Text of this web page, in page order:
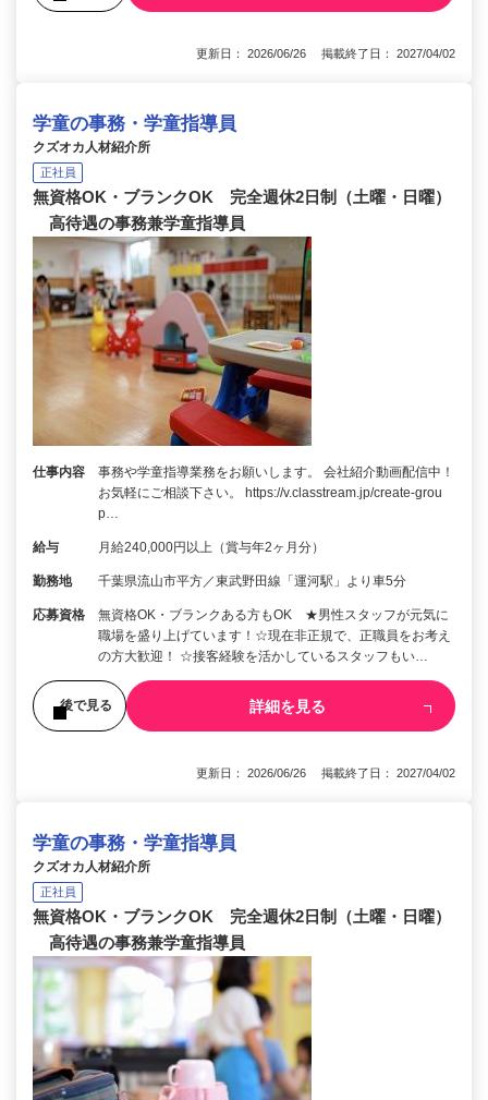
更新日： 2026/06/26 掲載終了日： 2027/04/02
学童の事務・学童指導員
クズオカ人材紹介所
正社員
無資格OK・ブランクOK 完全週休2日制（土曜・日曜）
高待遇の事務兼学童指導員
仕事内容
事務や学童指導業務をお願いします。 会社紹介動画配信中！
お気軽にご相談下さい。 https://v.classtream.jp/create-grou
p…
給与 月給240,000円以上（賞与年2ヶ月分）
勤務地 千葉県流山市平方／東武野田線「運河駅」より車5分
応募資格
無資格OK・ブランクある方もOK ★男性スタッフが元気に
職場を盛り上げています！☆現在非正規で、正職員をお考え
の方大歓迎！ ☆接客経験を活かしているスタッフもい…
後で見る 詳細を見る
更新日： 2026/06/26 掲載終了日： 2027/04/02
学童の事務・学童指導員
クズオカ人材紹介所
正社員
無資格OK・ブランクOK 完全週休2日制（土曜・日曜）
高待遇の事務兼学童指導員